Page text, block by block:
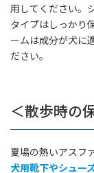
用してください。
タイプはしっかり
ームは成分が犬に
ださい。
＜散歩時の
夏場の熱いアスフ
犬用靴下やシュー